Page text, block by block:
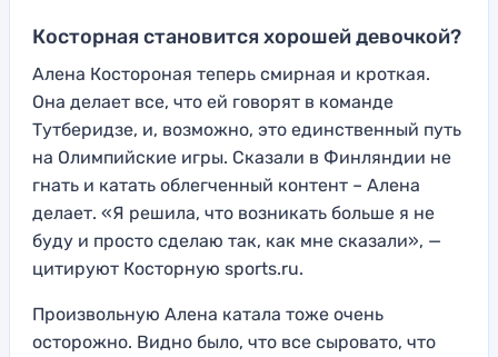
Косторная становится хорошей девочкой?
Алена Костороная теперь смирная и кроткая.
Она делает все, что ей говорят в команде
Тутберидзе, и, возможно, это единственный путь
на Олимпийские игры. Сказали в Финляндии не
гнать и катать облегченный контент – Алена
делает. «Я решила, что возникать больше я не
буду и просто сделаю так, как мне сказали», —
цитируют Косторную sports.ru.
Произвольную Алена катала тоже очень
осторожно. Видно было, что все сыровато, что